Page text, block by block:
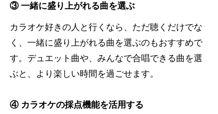
③ 一緒に盛り上がれる曲を選ぶ
カラオケ好きの人と行くなら、ただ聴くだけでな
く、一緒に盛り上がれる曲を選ぶのもおすすめで
す。デュエット曲や、みんなで合唱できる曲を選
ぶと、より楽しい時間を過ごせます。
④ カラオケの採点機能を活用する